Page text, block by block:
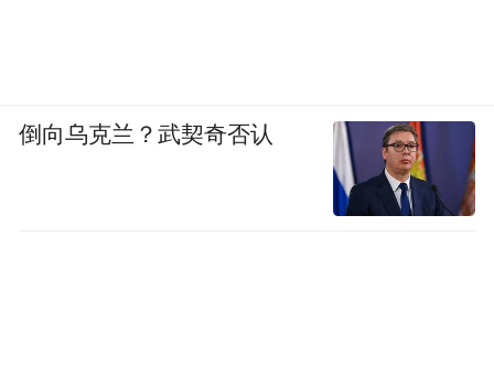
倒向乌克兰？武契奇否认